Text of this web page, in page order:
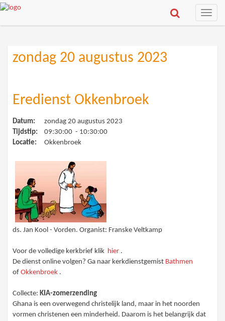
Toggle
zondag 20 augustus 2023
Eredienst Okkenbroek
Datum:
zondag 20 augustus 2023
Tijdstip:
09:30:00 - 10:30:00
Locatie:
Okkenbroek
ds. Jan Kool - Vorden. Organist: Franske Veltkamp
Voor de volledige kerkbrief klik hier .
De dienst online volgen? Ga naar kerkdienstgemist Bathmen
ofOkkenbroek .
Collecte:KIA-zomerzending
Ghana is een overwegend christelijk land, maar in het noorden
vormen christenen een minderheid. Daarom is het belangrijk dat